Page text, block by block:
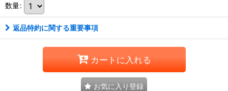
数量:
返品特約に関する重要事項
カートに入れる
お気に入り登録